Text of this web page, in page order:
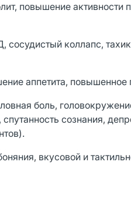
повышение активности
коллапс,
аппетита, повышенное
боль,
сознания,
вкусовой и